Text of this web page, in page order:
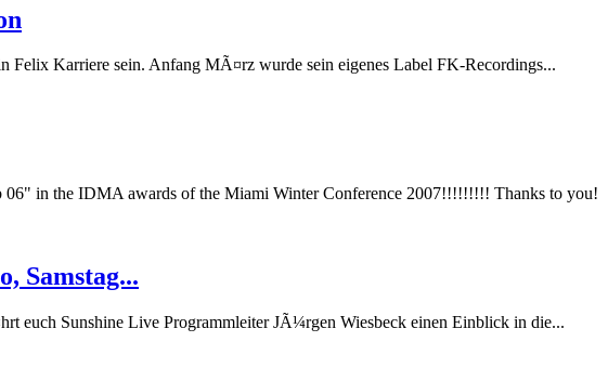
Felix Karriere sein. Anfang MÃ¤rz wurde sein eigenes Label FK-Recordings...
in the IDMA awards of the Miami Winter Conference 2007!!!!!!!!! Thanks to you!
Samstag...
euch Sunshine Live Programmleiter JÃ¼rgen Wiesbeck einen Einblick in die...